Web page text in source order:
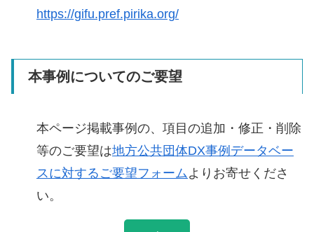
https://gifu.pref.pirika.org/
本事例についてのご要望
本ページ掲載事例の、項目の追加・修正・削除
等のご要望は地方公共団体DX事例データベー
スに対するご要望フォーム よりお寄せくださ
い。